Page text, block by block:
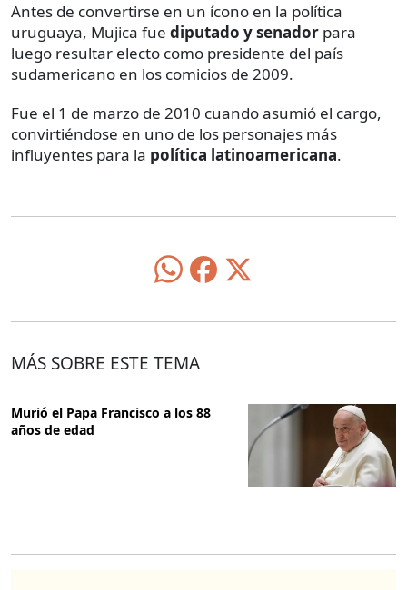
Antes de convertirse en un ícono en la política
uruguaya, Mujica fue diputado y senador para
luego resultar electo como presidente del país
sudamericano en los comicios de 2009.
Fue el 1 de marzo de 2010 cuando asumió el cargo,
convirtiéndose en uno de los personajes más
influyentes para la política latinoamericana.
MÁS SOBRE ESTE TEMA
Murió el Papa Francisco a los 88
años de edad